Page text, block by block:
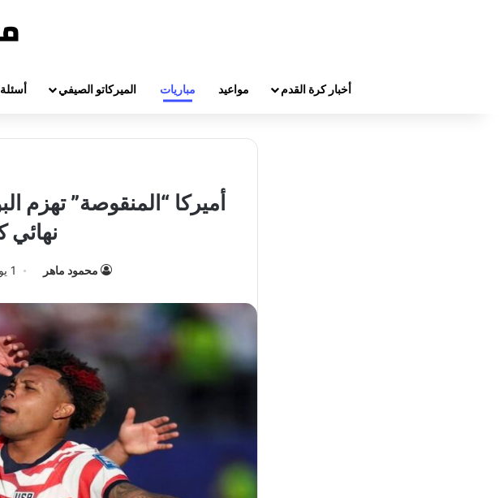
أخبار كرة القدم مواعيد مباريات الميركاتو الصيفي
أميركا “المنقوصة” تهزم
نهائي
محمود ماهر 1 يوليو، 2026